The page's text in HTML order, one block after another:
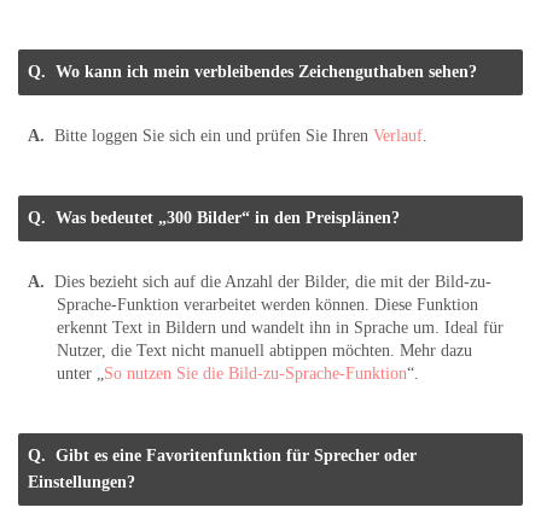
Wo kann ich mein verbleibendes Zeichenguthaben sehen?
Bitte loggen Sie sich ein und prüfen Sie Ihren Verlauf
Was bedeutet „300 Bilder“ in den Preisplänen?
Dies bezieht sich auf die Anzahl der Bilder, die mit der Bild-zu-
Sprache-Funktion verarbeitet werden können. Diese Funktion
erkennt Text in Bildern und wandelt ihn in Sprache um. Ideal für
Nutzer, die Text nicht manuell abtippen möchten. Mehr dazu
unter „ So nutzen Sie die Bild-zu-Sprache-Funktion“.
Gibt es eine Favoritenfunktion für Sprecher oder
Einstellungen?